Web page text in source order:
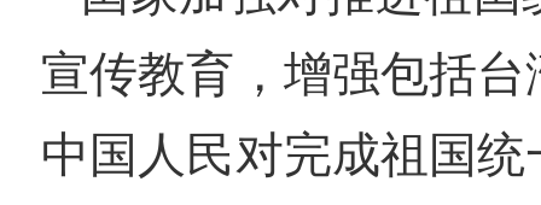
宣传教育，增强包括
中国人民对完成祖国